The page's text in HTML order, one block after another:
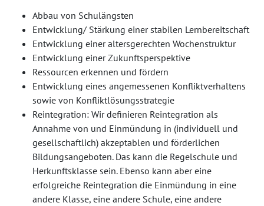
Abbau von Schulängsten
Entwicklung/ Stärkung einer stabilen Lernbereitschaft
Entwicklung einer altersgerechten Wochenstruktur
Entwicklung einer Zukunftsperspektive
Ressourcen erkennen und fördern
Entwicklung eines angemessenen Konfliktverhaltens
sowie von Konfliktlösungsstrategie
Reintegration: Wir definieren Reintegration als
Annahme von und Einmündung in (individuell und
gesellschaftlich) akzeptablen und förderlichen
Bildungsangeboten. Das kann die Regelschule und
Herkunftsklasse sein. Ebenso kann aber eine
erfolgreiche Reintegration die Einmündung in eine
andere Klasse, eine andere Schule, eine andere